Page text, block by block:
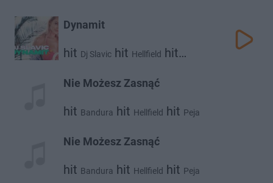
Dynamit
hit Dj Slavic hit Hellfield hit
Nie Możesz Zasnąć
hit Bandura hit Hellfield hit Peja
Nie Możesz Zasnąć
hit Bandura hit Hellfield hit Peja